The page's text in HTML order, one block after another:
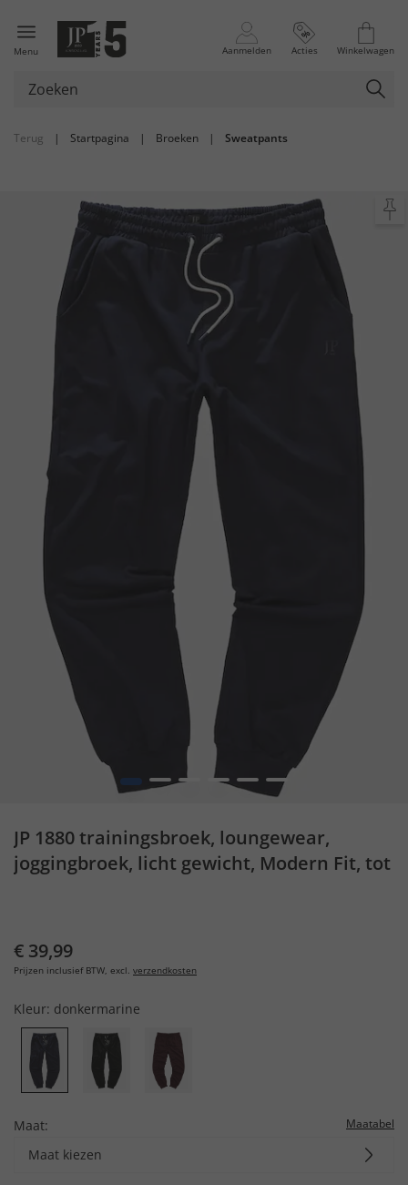
Menu Aanmelden Acties Winkelwagen
Terug | Startpagina | Broeken | Sweatpants
1 2 3 4 5 6
JP 1880 trainingsbroek, loungewear,
joggingbroek, licht gewicht, Modern Fit, tot
€ 39,99
Prijzen inclusief BTW, excl. verzendkosten
Kleur: donkermarine
Maat: Maatabel
Maat kiezen